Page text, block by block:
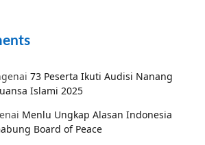
73 Peserta Ikuti Audisi Nanang
Islami 2025
Menlu Ungkap Alasan Indonesia
Board of Peace